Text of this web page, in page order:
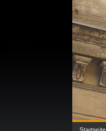
Startseite